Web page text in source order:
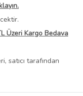
Üzeri Kargo Bedava
satıcı tarafından